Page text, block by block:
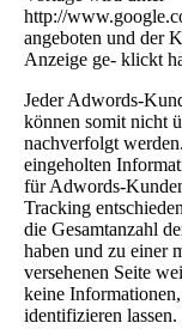
http://
angeboten und der
Anzeige ge- klickt
Jeder Adwords-
können somit nicht
nachverfolgt
eingeholten
für Adwords-
Tracking
die Gesamtanzahl
haben und zu einer
versehenen Seite
keine
identifizieren lassen.